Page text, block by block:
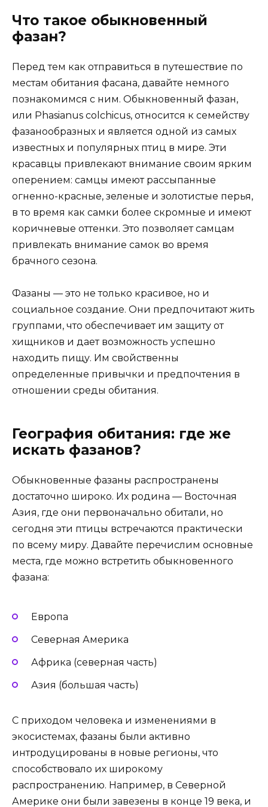
Что такое обыкновенный
фазан?
Перед тем как отправиться в путешествие по
местам обитания фасана, давайте немного
познакомимся с ним. Обыкновенный фазан,
или Phasianus colchicus, относится к семейству
фазанообразных и является одной из самых
известных и популярных птиц в мире. Эти
красавцы привлекают внимание своим ярким
оперением: самцы имеют рассыпанные
огненно-красные, зеленые и золотистые перья,
в то время как самки более скромные и имеют
коричневые оттенки. Это позволяет самцам
привлекать внимание самок во время
брачного сезона.
Фазаны — это не только красивое, но и
социальное создание. Они предпочитают жить
группами, что обеспечивает им защиту от
хищников и дает возможность успешно
находить пищу. Им свойственны
определенные привычки и предпочтения в
отношении среды обитания.
География обитания: где же
искать фазанов?
Обыкновенные фазаны распространены
достаточно широко. Их родина — Восточная
Азия, где они первоначально обитали, но
сегодня эти птицы встречаются практически
по всему миру. Давайте перечислим основные
места, где можно встретить обыкновенного
фазана:
Европа
Северная Америка
Африка (северная часть)
Азия (большая часть)
С приходом человека и изменениями в
экосистемах, фазаны были активно
интродуцированы в новые регионы, что
способствовало их широкому
распространению. Например, в Северной
Америке они были завезены в конце 19 века, и